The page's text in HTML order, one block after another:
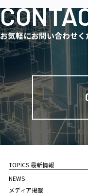
お気軽にお問い合わせく
TOPICS 最新情報
NEWS
メディア掲載